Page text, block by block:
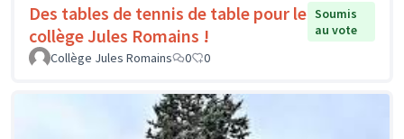
Des tables de tennis de table pour le
collège Jules Romains !
Soumis
au vote
Collège Jules Romains
0 0